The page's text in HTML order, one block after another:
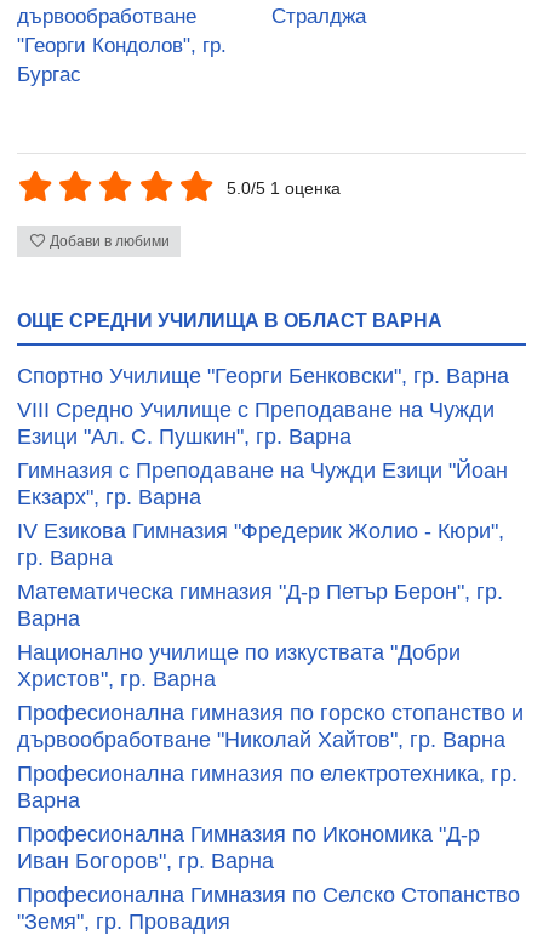
дървообработване
"Георги Кондолов", гр.
Бургас
Стралджа
5.0/5 1 оценка
Добави в любими
ОЩЕ СРЕДНИ УЧИЛИЩА В ОБЛАСТ ВАРНА
Cпортно Училище "Георги Бенковски", гр. Варна
VIII Средно Училище с Преподаване на Чужди
Езици "Ал. С. Пушкин", гр. Варна
Гимназия с Преподаване на Чужди Езици "Йоан
Екзарх", гр. Варна
ІV Езикова Гимназия "Фредерик Жолио - Кюри",
гр. Варна
Математическа гимназия "Д-р Петър Берон", гр.
Варна
Национално училище по изкуствата "Добри
Христов", гр. Варна
Професионална гимназия по горско стопанство и
дървообработване "Николай Хайтов", гр. Варна
Професионална гимназия по електротехника, гр.
Варна
Професионална Гимназия по Икономика "Д-р
Иван Богоров", гр. Варна
Професионална Гимназия по Селско Стопанство
"Земя", гр. Провадия